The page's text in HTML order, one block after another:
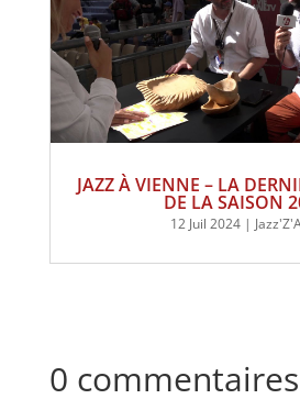
JAZZ À VIENNE – LA
DE LA SAISON
12 Juil 2024 |
0 commentaires